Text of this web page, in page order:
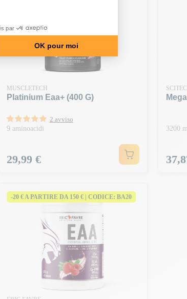
MUSCLETECH
Platinium Eaa+ (400 G)
2 avviso
9 aminoacidi
Prezzo
29,99 €
3200
-20 € A PARTIRE DA 150 € | CODICE: BA20